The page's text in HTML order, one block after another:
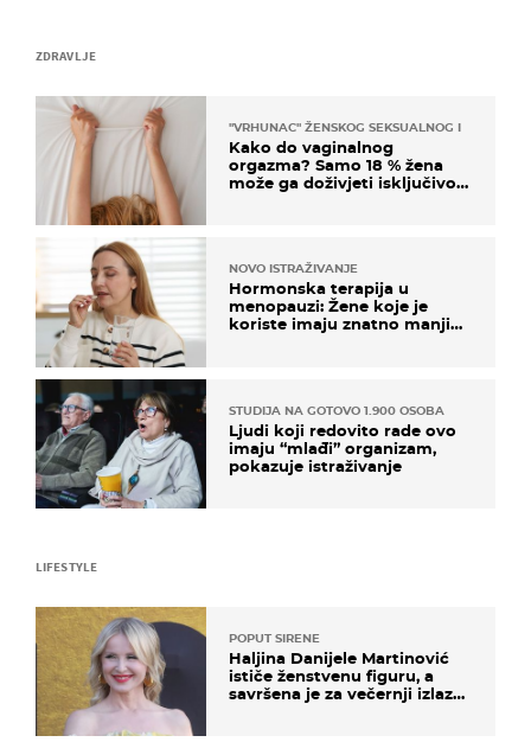
ZDRAVLJE
"VRHUNAC" ŽENSKOG SEKSUALNOG ISKUSTVA
Kako do vaginalnog
orgazma? Samo 18 % žena
može ga doživjeti isključivo
NOVO ISTRAŽIVANJE
Hormonska terapija u
menopauzi: Žene koje je
koriste imaju znatno manji
STUDIJA NA GOTOVO 1.900 OSOBA
Ljudi koji redovito rade ovo
imaju “mlađi” organizam,
pokazuje istraživanje
LIFESTYLE
POPUT SIRENE
Haljina Danijele Martinović
ističe ženstvenu figuru, a
savršena je za večernji izlazak